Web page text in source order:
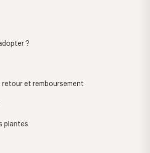
?
retour et remboursement
plantes